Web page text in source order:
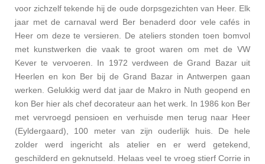
voor zichzelf tekende hij de oude dorpsgezichten van Heer. Elk
jaar met de carnaval werd Ber benaderd door vele cafés in
Heer om deze te versieren. De ateliers stonden toen bomvol
met kunstwerken die vaak te groot waren om met de VW
Kever te vervoeren. In 1972 verdween de Grand Bazar uit
Heerlen en kon Ber bij de Grand Bazar in Antwerpen gaan
werken. Gelukkig werd dat jaar de Makro in Nuth geopend en
kon Ber hier als chef decorateur aan het werk. In 1986 kon Ber
met vervroegd pensioen en verhuisde men terug naar Heer
(Eyldergaard), 100 meter van zijn ouderlijk huis. De hele
zolder werd ingericht als atelier en er werd getekend,
geschilderd en geknutseld. Helaas veel te vroeg stierf Corrie in